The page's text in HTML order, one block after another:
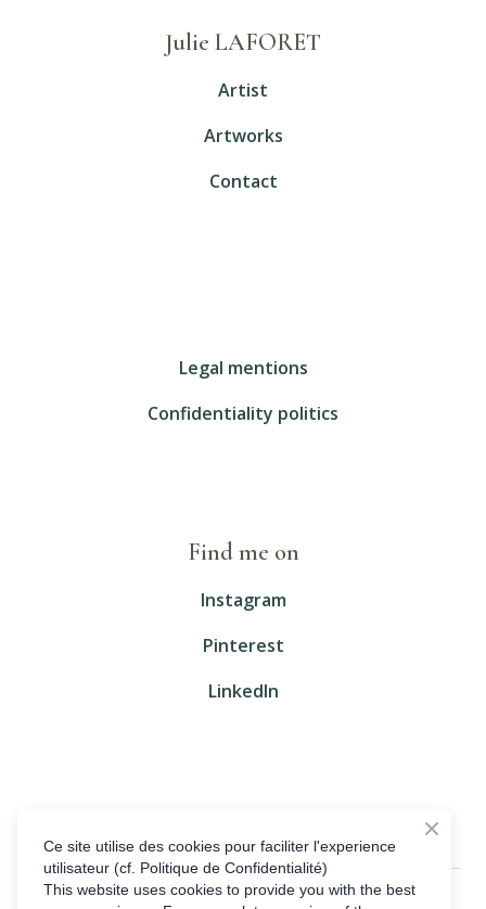
Julie LAFORET
Artist
Artworks
Contact
Legal mentions
Confidentiality politics
Find me on
Instagram
Pinterest
LinkedIn
© Created by
Ce site utilise des cookies pour faciliter l'experience
utilisateur (cf. Politique de Confidentialité)
This website uses cookies to provide you with the best